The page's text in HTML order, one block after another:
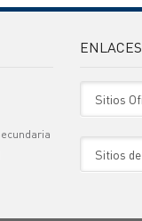
ENLACES